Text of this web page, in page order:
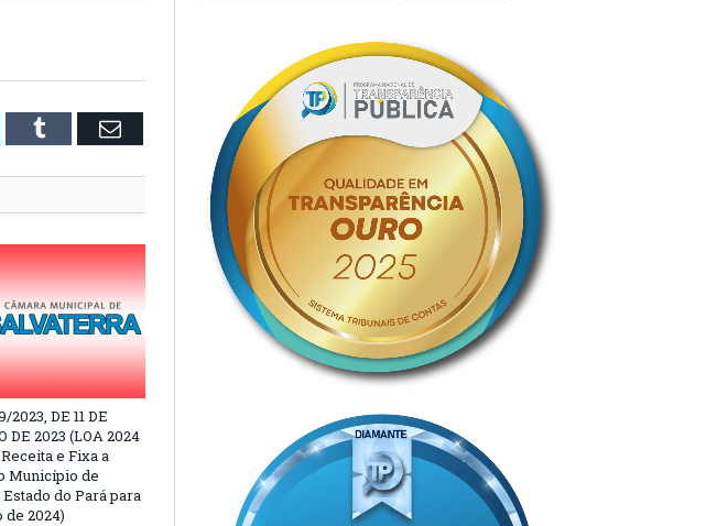
Tumblr Email
2023, DE 11 DE
DE 2023 (LOA 2024
e Fixa a
Município de
do Pará para
2024)